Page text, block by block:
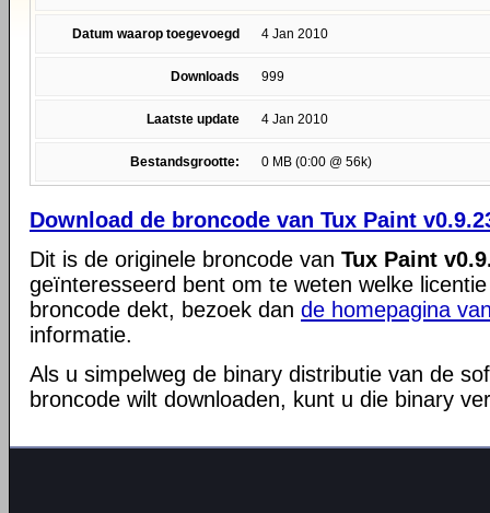
Datum waarop toegevoegd 4 Jan 2010
Downloads 999
Laatste update 4 Jan 2010
Bestandsgrootte: 0 MB (0:00 @ 56k)
Download de broncode van Tux Paint
Dit is de originele broncode van Tux Paint
geïnteresseerd bent om te weten welke
broncode dekt, bezoek dan de homepagina
informatie.
Als u simpelweg de binary distributie van de
broncode wilt downloaden, kunt u die binary